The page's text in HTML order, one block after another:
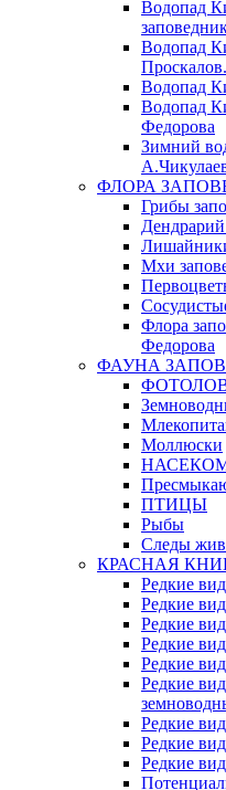
Водопад
Водопад
Проскалов.
Водопад
Водопад
Федорова
Зимний
ФЛОРА
Грибы
Мхи
Флора
Федорова
ФАУНА
Моллюски
ПТИЦЫ
Рыбы
Следы
КРАСНАЯ
Редкие
Редкие
Редкие
Редкие
Редкие
Редкие
Редкие
Редкие
Редкие